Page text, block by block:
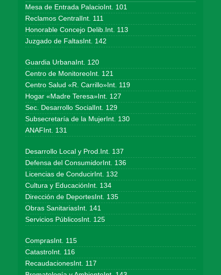
Mesa de Entrada PalacioInt. 101
Reclamos CentralInt. 111
Honorable Concejo Delib.Int. 113
Juzgado de FaltasInt. 142
Guardia UrbanaInt. 120
Centro de MonitoreoInt. 121
Centro Salud «R. Carrillo»Int. 119
Hogar «Madre Teresa»Int. 127
Sec. Desarrollo SocialInt. 129
Subsecretaría de la MujerInt. 130
ANAFInt. 131
Desarrollo Local y Prod.Int. 137
Defensa del ConsumidorInt. 136
Licencias de ConducirInt. 132
Cultura y EducaciónInt. 134
Dirección de DeportesInt. 135
Obras SanitariasInt. 141
Servicios PúblicosInt. 125
ComprasInt. 115
CatastroInt. 116
RecaudacionesInt. 117